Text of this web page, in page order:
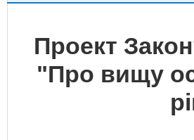
Проект
"Про вищу